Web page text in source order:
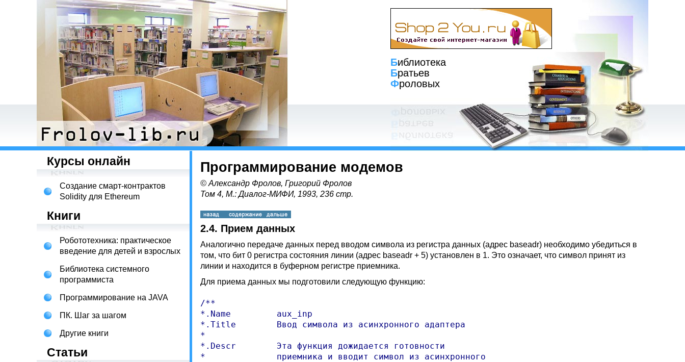
Библиотека
Братьев
Фроловых
Курсы онлайн
Создание смарт-контрактов
Solidity для Ethereum
Книги
Робототехника: практическое
введение для детей и взрослых
Библиотека системного
программиста
Программирование на JAVA
ПК. Шаг за шагом
Другие книги
Статьи
Программирование модемов
© Александр Фролов, Григорий Фролов
Том 4, М.: Диалог-МИФИ, 1993, 236 стр.
2.4. Прием данных
Аналогично передаче данных перед вводом символа из регистра данных (адрес baseadr) необходимо убедиться в
том, что бит 0 регистра состояния линии (адрес baseadr + 5) установлен в 1. Это означает, что символ принят из
линии и находится в буферном регистре приемника.
Для приема данных мы подготовили следующую функцию:
/**
*.Name         aux_inp
*.Title        Ввод символа из асинхронного адаптера
*
*.Descr        Эта функция дожидается готовности
*              приемника и вводит символ из асинхронного